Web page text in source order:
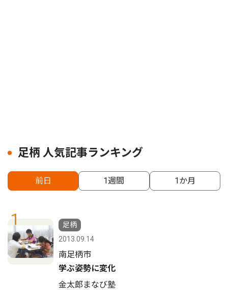
足柄 人気記事ランキング
前日 1週間 1か月
1
足柄
2013.09.14
南足柄市
学ぶ姿勢に変化
金太郎まなび塾